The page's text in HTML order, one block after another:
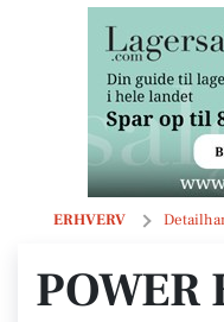
ERHVERV
POWER Holbæk